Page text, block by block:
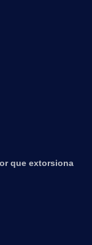
que extorsiona